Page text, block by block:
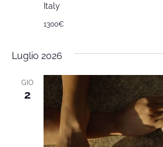
Italy
1300€
Luglio 2026
GIO
2